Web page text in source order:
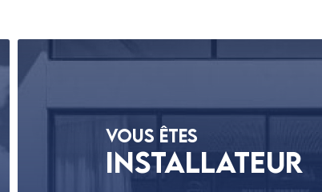
Vous êtes
Installateur